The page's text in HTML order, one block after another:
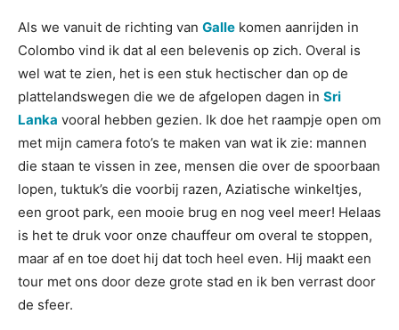
Als we vanuit de richting van Galle komen aanrijden in
Colombo vind ik dat al een belevenis op zich. Overal is
wel wat te zien, het is een stuk hectischer dan op de
plattelandswegen die we de afgelopen dagen in Sri
Lanka vooral hebben gezien. Ik doe het raampje open om
met mijn camera foto’s te maken van wat ik zie: mannen
die staan te vissen in zee, mensen die over de spoorbaan
lopen, tuktuk’s die voorbij razen, Aziatische winkeltjes,
een groot park, een mooie brug en nog veel meer! Helaas
is het te druk voor onze chauffeur om overal te stoppen,
maar af en toe doet hij dat toch heel even. Hij maakt een
tour met ons door deze grote stad en ik ben verrast door
de sfeer.